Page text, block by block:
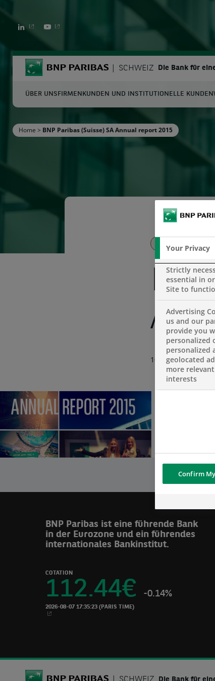
LINKEDIN YOUTUBE
BNP Paribas SCHWEIZ Die Bank für
Geben Sie die zu suchenden Begriffe ein
ÜBER UNS FIRMENKUNDEN UND INSTITUTIONELLE KUNDEN
Home > BNP Paribas (Suisse) SA Annual report 2015
BNP PARIBAS IN DER
10 JUNI 2016
BNP Paribas ist eine führende Bank
in der Eurozone und ein führendes
internationales Bankinstitut.
COTATION
112.44€ -0.14%
2026-08-07 17:35:23 (PARIS TIME)
NEUES FENSTER
BNP Paribas
Your Privacy
Strictly
essential in
Site to
Advertising
us and our
provide you
personalized
personalized
geolocated
more
interests
Confirm